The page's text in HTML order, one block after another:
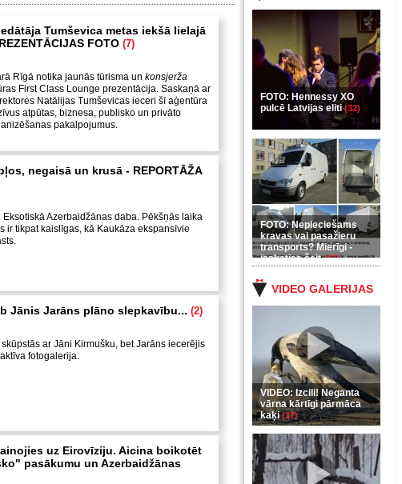
FOTO: Hennessy XO
pulcē Latvijas eliti(32)
FOTO: Nepieciešams
kravas vai pasažieru
transports? Mierīgi -
ieskaties šeit(35)
VIDEO GALERIJAS
VIDEO: Izcili! Neganta
vārna kārtīgi pārmāca
kaķi(37)
Tumševica metas iekšā lielajā
FOTO (7)
Rīgā notika jaunās tūrisma un konsjerža
First Class Lounge prezentācija. Saskaņā ar
Natālijas Tumševicas ieceri šī aģentūra
atpūtas, biznesa, publisko un privāto
pakalpojumus.
negaisā un krusā - REPORTĀŽA
Eksotiskā Azerbaidžānas daba. Pēkšņās laika
ir tikpat kaislīgas, kā Kaukāza ekspansīvie
Jānis Jarāns plāno slepkavību... (2)
ar Jāni Kirmušku, bet Jarāns iecerējis
fotogalerija.
uz Eirovīziju. Aicina boikotēt
pasākumu un Azerbaidžānas